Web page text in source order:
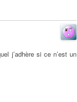
j’adhère si ce n’est un